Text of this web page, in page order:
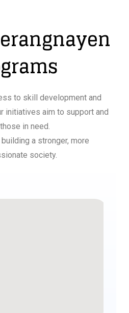
to skill development and
initiatives aim to support and
in need.
a stronger, more
society.